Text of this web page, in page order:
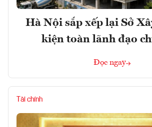
Hà Nội sắp xếp lại Sở
kiện toàn lãnh đạo
Đọc ngay
Tài chính